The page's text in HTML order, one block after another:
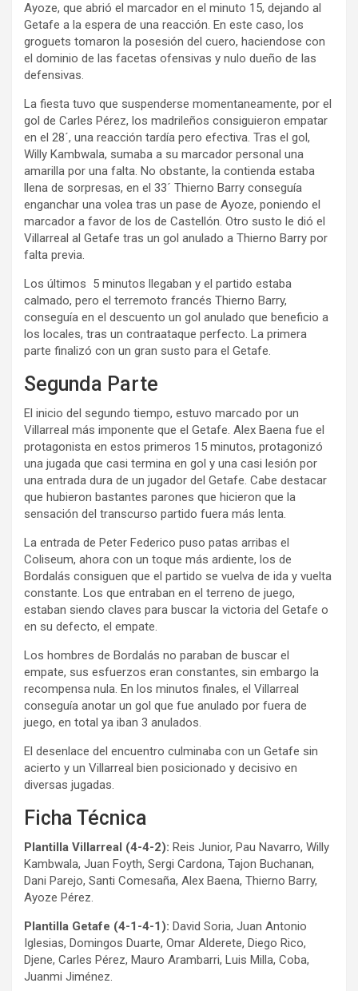
Ayoze, que abrió el marcador en el minuto 15, dejando al
Getafe a la espera de una reacción. En este caso, los
groguets tomaron la posesión del cuero, haciendose con
el dominio de las facetas ofensivas y nulo dueño de las
defensivas.
La fiesta tuvo que suspenderse momentaneamente, por el
gol de Carles Pérez, los madrileños consiguieron empatar
en el 28´, una reacción tardía pero efectiva. Tras el gol,
Willy Kambwala, sumaba a su marcador personal una
amarilla por una falta. No obstante, la contienda estaba
llena de sorpresas, en el 33´ Thierno Barry conseguía
enganchar una volea tras un pase de Ayoze, poniendo el
marcador a favor de los de Castellón. Otro susto le dió el
Villarreal al Getafe tras un gol anulado a Thierno Barry por
falta previa.
Los últimos 5 minutos llegaban y el partido estaba
calmado, pero el terremoto francés Thierno Barry,
conseguía en el descuento un gol anulado que beneficio a
los locales, tras un contraataque perfecto. La primera
parte finalizó con un gran susto para el Getafe.
Segunda Parte
El inicio del segundo tiempo, estuvo marcado por un
Villarreal más imponente que el Getafe. Alex Baena fue el
protagonista en estos primeros 15 minutos, protagonizó
una jugada que casi termina en gol y una casi lesión por
una entrada dura de un jugador del Getafe. Cabe destacar
que hubieron bastantes parones que hicieron que la
sensación del transcurso partido fuera más lenta.
La entrada de Peter Federico puso patas arribas el
Coliseum, ahora con un toque más ardiente, los de
Bordalás consiguen que el partido se vuelva de ida y vuelta
constante. Los que entraban en el terreno de juego,
estaban siendo claves para buscar la victoria del Getafe o
en su defecto, el empate.
Los hombres de Bordalás no paraban de buscar el
empate, sus esfuerzos eran constantes, sin embargo la
recompensa nula. En los minutos finales, el Villarreal
conseguía anotar un gol que fue anulado por fuera de
juego, en total ya iban 3 anulados.
El desenlace del encuentro culminaba con un Getafe sin
acierto y un Villarreal bien posicionado y decisivo en
diversas jugadas.
Ficha Técnica
Plantilla Villarreal (4-4-2): Reis Junior, Pau Navarro, Willy
Kambwala, Juan Foyth, Sergi Cardona, Tajon Buchanan,
Dani Parejo, Santi Comesaña, Alex Baena, Thierno Barry,
Ayoze Pérez.
Plantilla Getafe (4-1-4-1): David Soria, Juan Antonio
Iglesias, Domingos Duarte, Omar Alderete, Diego Rico,
Djene, Carles Pérez, Mauro Arambarri, Luis Milla, Coba,
Juanmi Jiménez.